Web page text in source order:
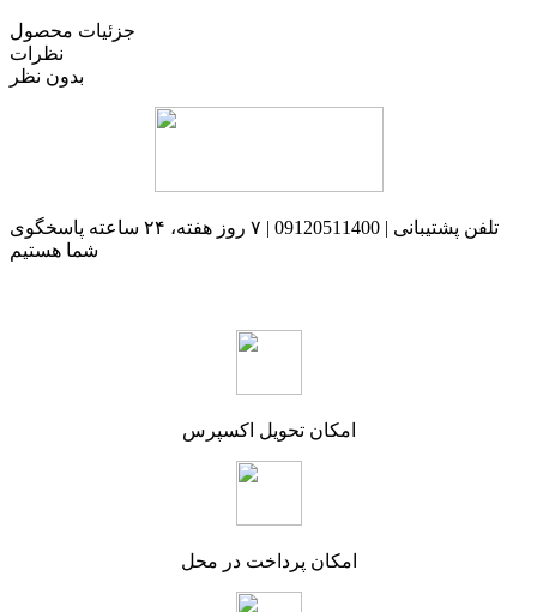
جزئیات محصول
نظرات
بدون نظر
تلفن پشتیبانی | 09120511400 | ۷ روز هفته، ۲۴ ساعته پاسخگوی
شما هستیم
امکان تحویل اکسپرس
امکان پرداخت در محل